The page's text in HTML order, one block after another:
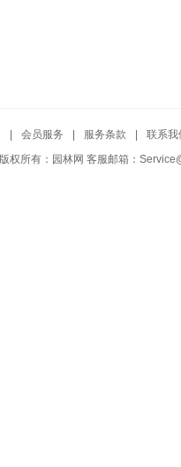
会员服务 服务条款
联系我
版权所有：园林网 客服邮箱：